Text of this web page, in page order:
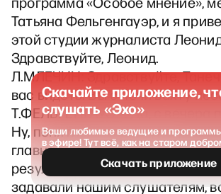
Татьяна Фельгенгауэр, и я
этой студии журналиста
Здравствуйте, Леонид.
Л.МЛЕЧИН: Здравствуйте,
вас видеть. Вы с ночи вахту
Т.ФЕЛЬГЕНГАУЭР: Да, с вечера
Ну, понятно, что тема для
главная сегодня одна – это
результаты выборов. Вот,
задавали нашим слушателям,
Скачайте приложение,
слушать «Эхо»
Ваши любимые ведущие и
в эфире! Тут всё, как на старом
Скачать приложение